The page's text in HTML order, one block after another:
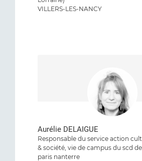
VILLERS-LES-NANCY
Aurélie DELAIGUE
Responsable du service action
& société, vie de campus du scd
paris nanterre